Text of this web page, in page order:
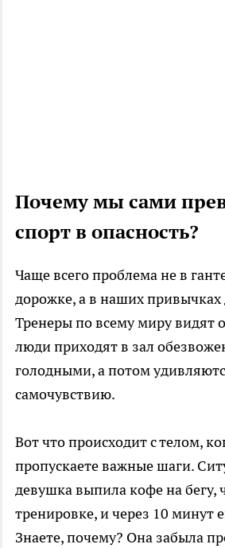
Почему мы сами
спорт в опасность?
Чаще всего проблема не в
дорожке, а в наших привычках
Тренеры по всему миру видят
люди приходят в зал
голодными, а потом
самочувствию.
Вот что происходит с телом,
пропускаете важные шаги.
девушка выпила кофе на бегу,
тренировке, и через 10 минут
Знаете, почему? Она забыла